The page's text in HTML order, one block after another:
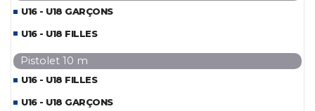
U16 - U18 GARÇONS
U16 - U18 FILLES
Pistolet 10 m
U16 - U18 FILLES
U16 - U18 GARÇONS